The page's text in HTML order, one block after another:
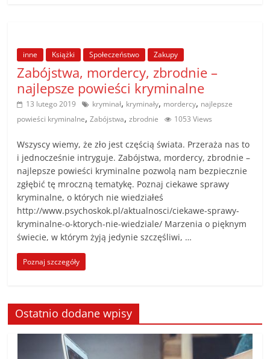
inne Książki Społeczeństwo Zakupy
Zabójstwa, mordercy, zbrodnie –
najlepsze powieści kryminalne
13 lutego 2019 kryminał, kryminały, mordercy, najlepsze
powieści kryminalne,Zabójstwa,zbrodnie 1053 Views
Wszyscy wiemy, że zło jest częścią świata. Przeraża nas to
i jednocześnie intryguje. Zabójstwa, mordercy, zbrodnie –
najlepsze powieści kryminalne pozwolą nam bezpiecznie
zgłębić tę mroczną tematykę. Poznaj ciekawe sprawy
kryminalne, o których nie wiedziałeś
http://www.psychoskok.pl/aktualnosci/ciekawe-sprawy-
kryminalne-o-ktorych-nie-wiedziale/ Marzenia o pięknym
świecie, w którym żyją jedynie szczęśliwi, …
Poznaj szczegóły
Ostatnio dodane wpisy